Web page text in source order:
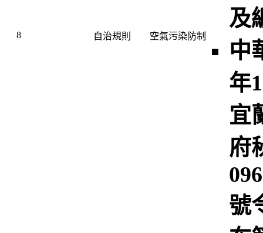
8 自治規則 空氣污染防制
及
中
年
宜
府
號